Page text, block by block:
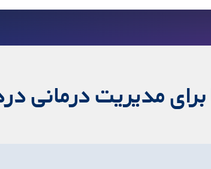
مدیریت درمانی